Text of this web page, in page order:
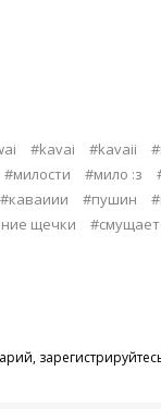
#kavai #kavaii
#милости #мило :з
#каваиии #пушин
щечки